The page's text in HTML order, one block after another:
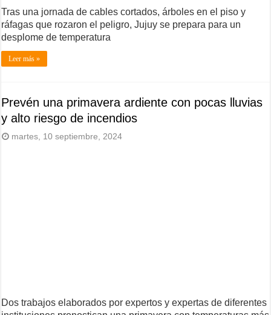
Tras una jornada de cables cortados, árboles en el piso y
ráfagas que rozaron el peligro, Jujuy se prepara para un
desplome de temperatura
Leer más »
Prevén una primavera ardiente con pocas lluvias
y alto riesgo de incendios
martes, 10 septiembre, 2024
Dos trabajos elaborados por expertos y expertas de diferentes